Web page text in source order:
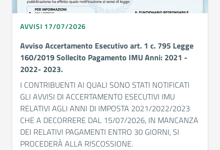
AVVISI 17/07/2026
Avviso Accertamento Esecutivo art. 1 c. 795 Legge
160/2019 Sollecito Pagamento IMU Anni: 2021 -
2022- 2023.
I CONTRIBUENTI AI QUALI SONO STATI NOTIFICATI
GLI AVVISI DI ACCERTAMENTO ESECUTIVI IMU
RELATIVI AGLI ANNI DI IMPOSTA 2021/2022/2023
CHE A DECORRERE DAL 15/07/2026, IN MANCANZA
DEI RELATIVI PAGAMENTI ENTRO 30 GIORNI, SI
PROCEDERÀ ALLA RISCOSSIONE.